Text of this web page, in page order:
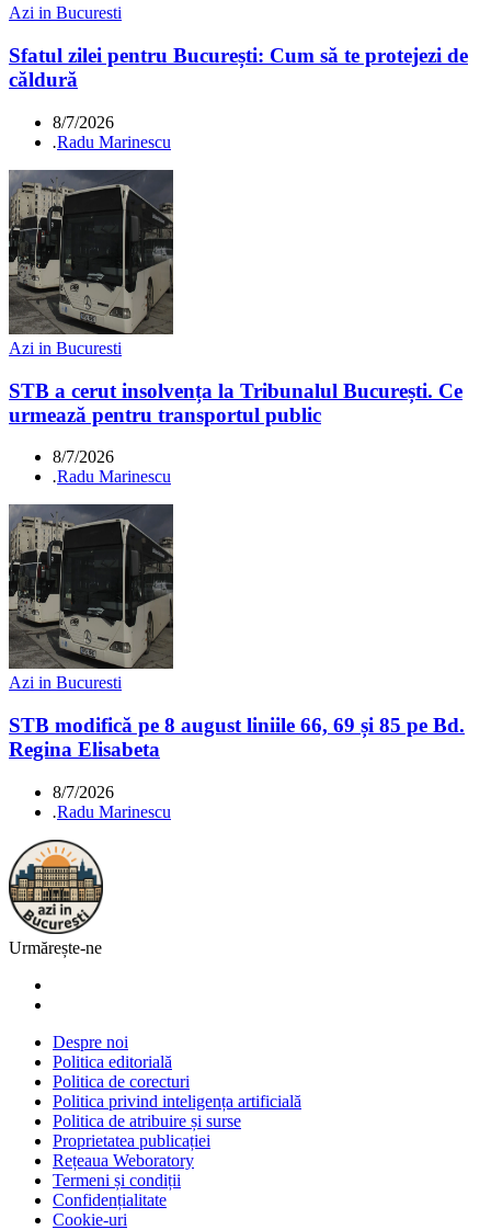
Azi in Bucuresti
Sfatul zilei pentru București: Cum să te protejezi de
căldură
8/7/2026
.Radu Marinescu
Azi in Bucuresti
STB a cerut insolvența la Tribunalul București. Ce
urmează pentru transportul public
8/7/2026
.Radu Marinescu
Azi in Bucuresti
STB modifică pe 8 august liniile 66, 69 și 85 pe Bd.
Regina Elisabeta
8/7/2026
.Radu Marinescu
Urmărește-ne
Despre noi
Politica editorială
Politica de corecturi
Politica privind inteligența artificială
Politica de atribuire și surse
Proprietatea publicației
Rețeaua Weboratory
Termeni și condiții
Confidențialitate
Cookie-uri